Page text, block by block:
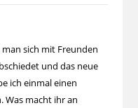
sich mit Freunden
und das neue
ich einmal einen
Was macht ihr an